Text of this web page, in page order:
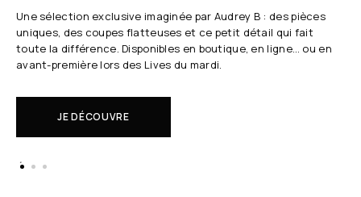
Une sélection exclusive imaginée par Audrey B : des pièces
uniques, des coupes flatteuses et ce petit détail qui fait
toute la différence. Disponibles en boutique, en ligne… ou en
avant-première lors des Lives du mardi.
JE DÉCOUVRE